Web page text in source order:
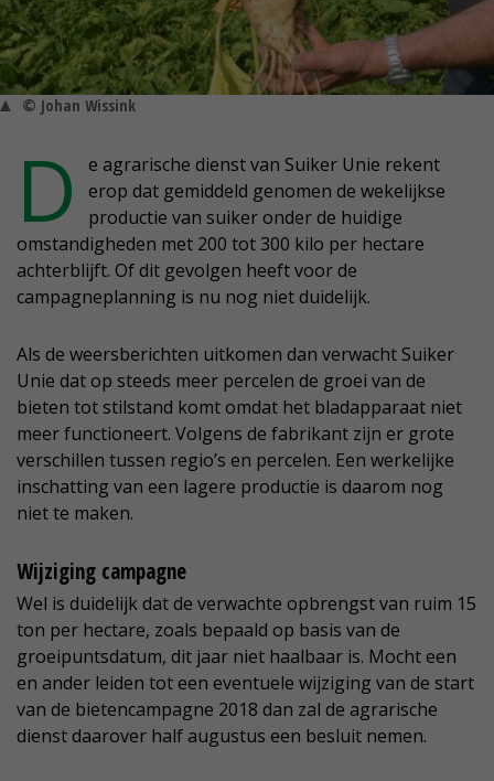
© Johan Wissink
D
e agrarische dienst van Suiker Unie rekent
erop dat gemiddeld genomen de wekelijkse
productie van suiker onder de huidige
omstandigheden met 200 tot 300 kilo per hectare
achterblijft. Of dit gevolgen heeft voor de
campagneplanning is nu nog niet duidelijk.
Als de weersberichten uitkomen dan verwacht Suiker
Unie dat op steeds meer percelen de groei van de
bieten tot stilstand komt omdat het bladapparaat niet
meer functioneert. Volgens de fabrikant zijn er grote
verschillen tussen regio’s en percelen. Een werkelijke
inschatting van een lagere productie is daarom nog
niet te maken.
Wijziging campagne
Wel is duidelijk dat de verwachte opbrengst van ruim 15
ton per hectare, zoals bepaald op basis van de
groeipuntsdatum, dit jaar niet haalbaar is. Mocht een
en ander leiden tot een eventuele wijziging van de start
van de bietencampagne 2018 dan zal de agrarische
dienst daarover half augustus een besluit nemen.